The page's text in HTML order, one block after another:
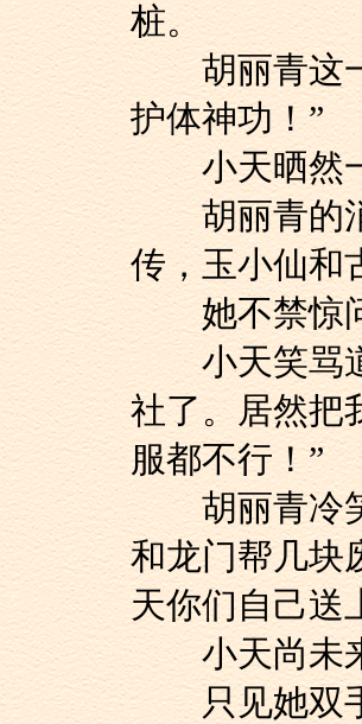
桩。
胡丽青这一
护体神功！”
小天晒然一
胡丽青的消
传，玉小仙和
她不禁惊问
小天笑骂道
社了。居然把
服都不行！”
胡丽青冷笑
和龙门帮几块
天你们自己送
小天尚未来
只见她双手